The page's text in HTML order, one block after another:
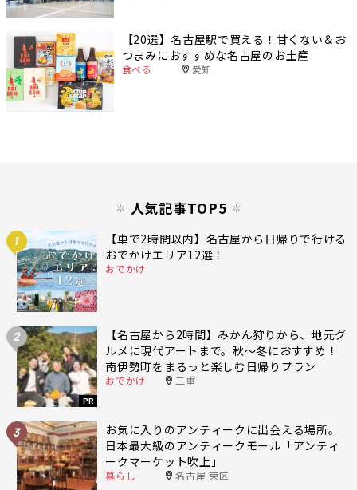
【20選】名古屋駅で買える！甘くない＆お
つまみにおすすめな名古屋のお土産
食べる 愛知
人気記事TOP5
1
【車で2時間以内】名古屋から日帰りで行ける
おでかけエリア12選！
おでかけ
2
PR
【名古屋から2時間】みかん狩りから、地元グ
ルメに現代アートまで。秋〜冬におすすめ！
南伊勢町をまるっと楽しむ日帰りプラン
おでかけ 三重
3
お気に入りのアンティークに出会える場所。
日本最大級のアンティークモール「アンティ
ークマーケット吹上」
暮らし 名古屋 東区